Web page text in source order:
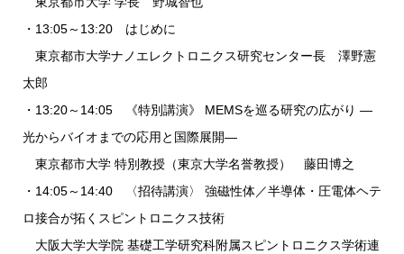
・13:05～13:20 はじめに
東京都市大学ナノエレクトロニクス研究センター長 澤野憲
太郎
・13:20～14:05 《特別講演》 MEMSを巡る研究の広がり ―
光からバイオまでの応用と国際展開―
東京都市大学 特別教授（東京大学名誉教授） 藤田博之
・14:05～14:40 〈招待講演〉 強磁性体／半導体・圧電体ヘテ
ロ接合が拓くスピントロニクス技術
大阪大学大学院 基礎工学研究科附属スピントロニクス学術連